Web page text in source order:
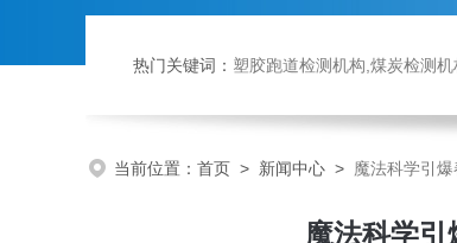
热门关键词： 塑胶跑道检测机构,煤炭检测机构,天然气检测机
当前位置： 首页 > 新闻中心 > 魔法科学引
魔法科学